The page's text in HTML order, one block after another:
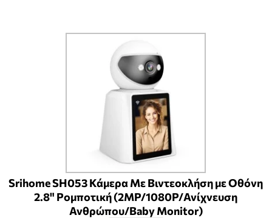
Srihome SH053 Κάμερα Με Βιντεοκλήση με Οθόνη
2.8" Ρομποτική (2MP/1080P/Ανίχνευση
Ανθρώπου/Baby Monitor)